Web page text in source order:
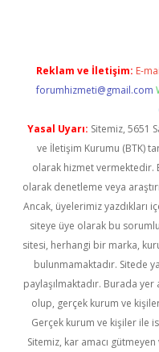
Reklam ve İletişim: E-
forumhizmeti@gmail.com
Yasal Uyarı: Sitemiz, 5651
ve İletişim Kurumu (BTK)
olarak hizmet
olarak denetleme veya
Ancak, üyelerimiz yazdıkları
siteye üye olarak bu
sitesi, herhangi bir marka,
bulunmamaktadır. Sitede
paylaşılmaktadır. Burada
olup, gerçek kurum ve
Gerçek kurum ve kişiler ile
Sitemiz, kar amacı